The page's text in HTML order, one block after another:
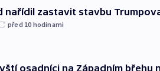
nařídil zastavit stavbu
před 10 hodinami
osadníci na Západním břehu